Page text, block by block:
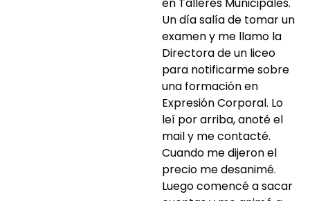
Un día salía de tomar un
examen y me llamo la
Directora de un liceo
para notificarme sobre
una formación en
Expresión Corporal. Lo
leí por arriba, anoté el
mail y me contacté.
Cuando me dijeron el
precio me desanimé.
Luego comencé a sacar